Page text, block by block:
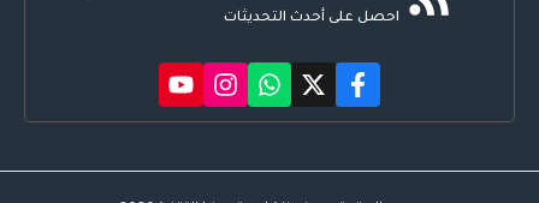
احصل على أحدث التحديثات